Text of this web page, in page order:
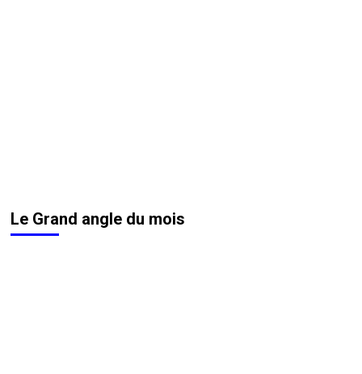
Le Grand angle du mois